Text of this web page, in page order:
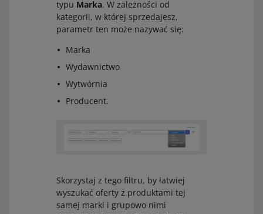
typu Marka. W zależności od
kategorii, w której sprzedajesz,
parametr ten może nazywać się:
Marka
Wydawnictwo
Wytwórnia
Producent.
Skorzystaj z tego filtru, by łatwiej
wyszukać oferty z produktami tej
samej marki i grupowo nimi